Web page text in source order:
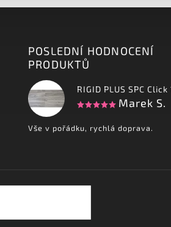
POSLEDNÍ HODNOCENÍ
PRODUKTŮ
RIGID PLUS SPC
Marek S.
Vše v pořádku, rychlá doprava.